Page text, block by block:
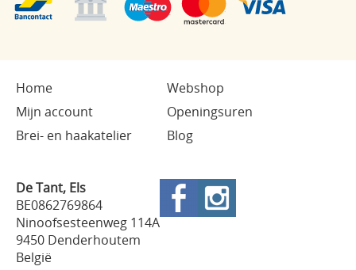
Home
Webshop
Mijn account
Openingsuren
Brei- en haakatelier
Blog
De Tant, Els
BE0862769864
Ninoofsesteenweg 114A
9450 Denderhoutem
België